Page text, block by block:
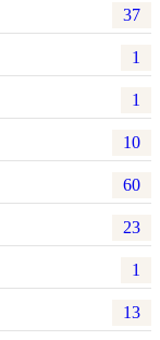
37
1
1
10
60
23
1
13